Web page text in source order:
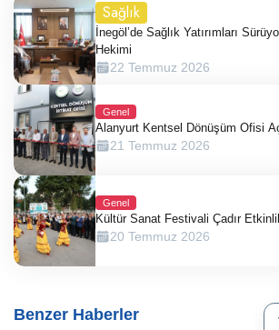
Sağlık
İnegöl’de Sağlık Yatırımları
Hekimi
22 Temmuz 2026
Genel
Alanyurt Kentsel Dönüşüm Ofisi
21 Temmuz 2026
Genel
Kültür Sanat Festivali Çadır
20 Temmuz 2026
Benzer Haberler